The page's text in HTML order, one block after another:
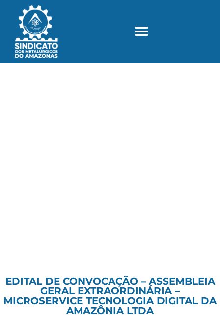
EDITAL DE CONVOCAÇÃO – ASSEMBLEIA
GERAL EXTRAORDINÁRIA –
MICROSERVICE TECNOLOGIA DIGITAL DA
AMAZÔNIA LTDA